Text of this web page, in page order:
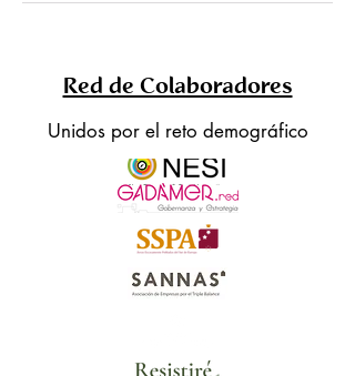
Red de Colaboradores
Unidos por el reto demográfico